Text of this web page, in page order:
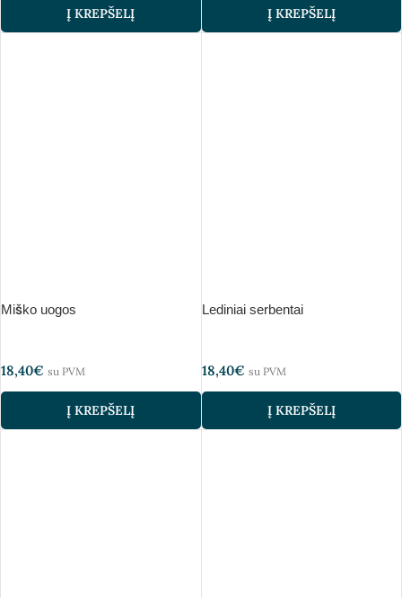
Į KREPŠELĮ Į KREPŠELĮ
Miško uogos
18,40€ su PVM
Į KREPŠELĮ
Lediniai serbentai
18,40€ su PVM
Į KREPŠELĮ